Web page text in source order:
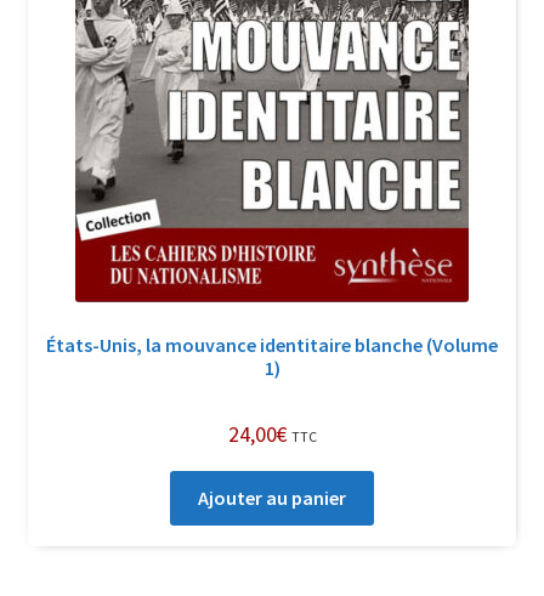
Politique de confidentialité et cookies
Qui sommes-nous ?
Soutien à Philippe Randa
Suivi de la Commande
États-Unis, la mouvance identitaire blanche (Volume
1)
24,00€ TTC
Ajouter au panier